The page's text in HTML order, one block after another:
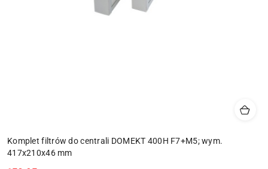
Komplet filtrów do centrali DOMEKT 400H F7+M5; wym.
417x210x46 mm